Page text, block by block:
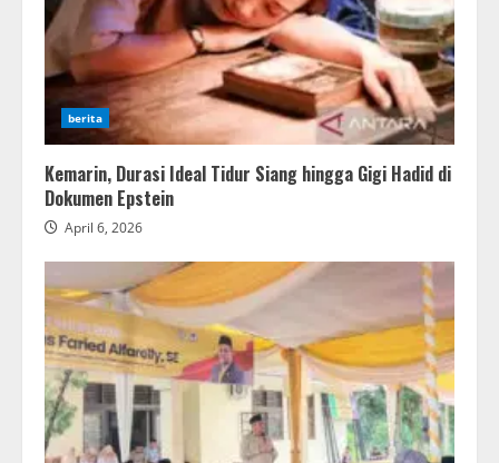
berita
Kemarin, Durasi Ideal Tidur Siang hingga Gigi Hadid di
Dokumen Epstein
April 6, 2026